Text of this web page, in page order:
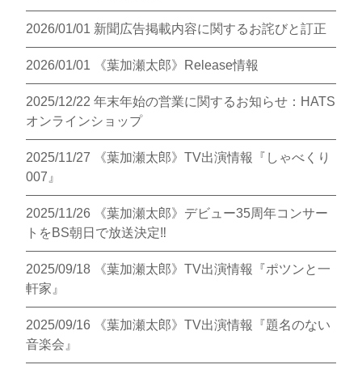
2026/01/01 新聞広告掲載内容に関するお詫びと訂正
2026/01/01 《葉加瀬太郎》Release情報
2025/12/22 年末年始の営業に関するお知らせ：HATS
オンラインショップ
2025/11/27
《葉加瀬太郎》TV出演情報『しゃべくり
007』
2025/11/26
《葉加瀬太郎》デビュー35周年コンサー
トをBS朝日で放送決定‼
2025/09/18
《葉加瀬太郎》TV出演情報『ポツンと一
軒家』
2025/09/16
《葉加瀬太郎》TV出演情報『題名のない
音楽会』